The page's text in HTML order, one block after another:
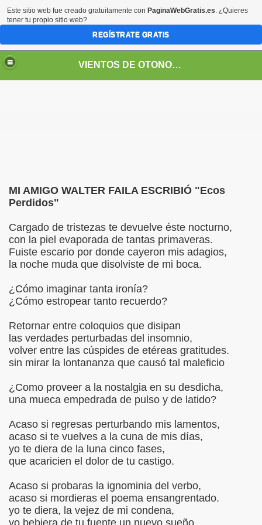
VIENTOS DE OTOÑO POR FANNY JEM WONG
MI AMIGO WALTER FAILA ESCRIBIÓ "Ecos
Perdidos"
Cargado de tristezas te devuelve éste nocturno,
con la piel evaporada de tantas primaveras.
Fuiste escario por donde cayeron mis adagios,
la noche muda que disolviste de mi boca.
¿Cómo imaginar tanta ironía?
¿Cómo estropear tanto recuerdo?
Retornar entre coloquios que disipan
las verdades perturbadas del insomnio,
volver entre las cúspides de etéreas gratitudes.
sin mirar la lontananza que causó tal maleficio
¿Como proveer a la nostalgia en su desdicha,
una mueca empedrada de pulso y de latido?
Acaso si regresas perturbando mis lamentos,
acaso si te vuelves a la cuna de mis días,
yo te diera de la luna cinco fases,
que acaricien el dolor de tu castigo.
Acaso si probaras la ignominia del verbo,
acaso si mordieras el poema ensangrentado.
yo te diera, la vejez de mi condena,
yo bebiera de tu fuente un nuevo sueño.
-EDUCACIÓN -UNIVERSIDADES- ARTE-
LIBRES
EROTICA , SUGESTIVA POR FANNY JEM WONG
, DESOLACIÓN Y TRISTEZA
:Paisaje Inevitable
:La amo...compañero
:Silencios de Amor (Inocente Pecado)
Aldeas de los diablos"
Este sitio web fue creado gratuitamente con PaginaWebGratis.es. ¿Quieres
tener tu propio sitio web?
REGÍSTRATE GRATIS